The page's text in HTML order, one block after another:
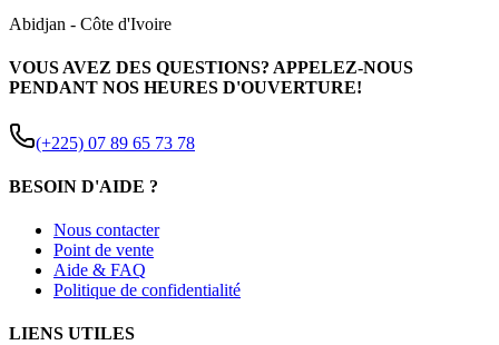
Abidjan - Côte d'Ivoire
VOUS AVEZ DES QUESTIONS? APPELEZ-NOUS
PENDANT NOS HEURES D'OUVERTURE!
(+225) 07 89 65 73 78
BESOIN D'AIDE ?
Nous contacter
Point de vente
Aide & FAQ
Politique de confidentialité
LIENS UTILES